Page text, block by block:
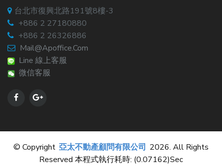
台北市復興北路191號8樓-3
+886 2 27180880
+886 2 26326886
Mail@apoffice.com
Line 線上客服
微信客服
© Copyright 亞太不動產顧問有限公司 2026. All Rights
Reserved 本程式執行耗時: (0.07162)sec